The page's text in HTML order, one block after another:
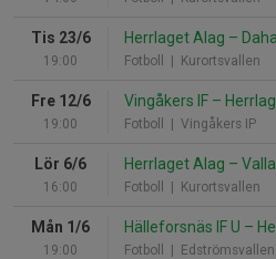
Tis 23/6
19:00
Herrlaget Alag –
Fotboll | Kurortsvallen
Fre 12/6
19:00
Vingåkers IF –
Fotboll | Vingåkers IP
Lör 6/6
16:00
Herrlaget Alag –
Fotboll | Kurortsvallen
Mån 1/6
19:00
Hälleforsnäs IF U –
Fotboll | Edströmsvallen